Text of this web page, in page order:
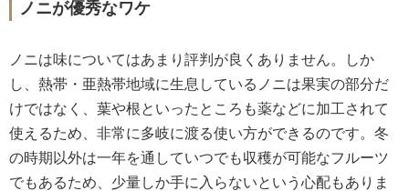
ノニが優秀なワケ
ノニは味についてはあまり評判が良くありません。しか
し、熱帯・亜熱帯地域に生息しているノニは果実の部分だ
けではなく、葉や根といったところも薬などに加工されて
使えるため、非常に多岐に渡る使い方ができるのです。冬
の時期以外は一年を通していつでも収穫が可能なフルーツ
でもあるため、少量しか手に入らないという心配もありま